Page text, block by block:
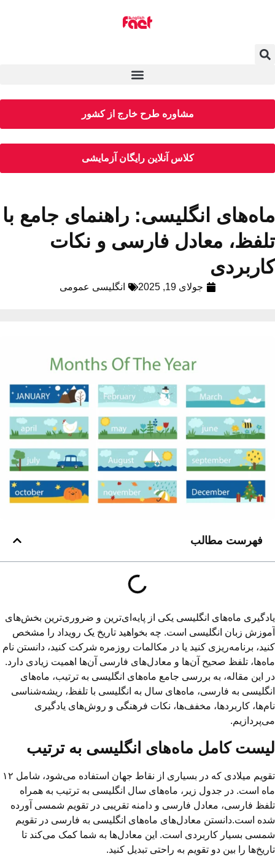
مشاوره طرح خارج از کشور
کلاس آنلاین رایگان آزمایشی
ماه‌های انگلیسی: راهنمای جامع با
تلفظ، معادل فارسی و نکات
کاربردی
جولای 19, 2025 انگلیسی عمومی
فهرست مطالب
یادگیری ماه‌های انگلیسی یکی از پایه‌ای‌ترین و ضروری‌ترین بخش‌های
آموزش زبان انگلیسی است. چه بخواهید تاریخ یک رویداد را مشخص
کنید، برنامه‌ریزی کنید یا در مکالمات روزمره شرکت کنید، دانستن نام
ماه‌ها، تلفظ صحیح آن‌ها و معادل‌های فارسی آن‌ها اهمیت زیادی دارد.
در این مقاله، به بررسی جامع ماه‌های انگلیسی به ترتیب، ماه‌های
انگلیسی به فارسی، ماه‌های سال به انگلیسی با تلفظ، ریشه‌شناسی
نام‌ها، کاربردها، مخفف‌ها، نکات فرهنگی و روش‌های یادگیری
می‌پردازیم.
لیست کامل ماه‌های انگلیسی به ترتیب
تقویم میلادی که در بسیاری از نقاط جهان استفاده می‌شود، شامل ۱۲
ماه است. در جدول زیر، ماه‌های سال انگلیسی به ترتیب به همراه
تلفظ فارسی، معادل فارسی و دامنه تقریبی در تقویم شمسی آورده
شده است.دانستن معادل‌های ماه‌های انگلیسی به فارسی در تقویم
شمسی بسیار کاربردی است. این معادل‌ها به شما کمک می‌کند تا
تاریخ‌ها را بین دو تقویم به راحتی تبدیل کنید.